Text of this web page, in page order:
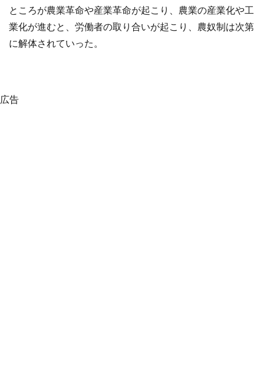
ところが農業革命や産業革命が起こり、農業の産業化や工
業化が進むと、労働者の取り合いが起こり、農奴制は次第
に解体されていった。
広告